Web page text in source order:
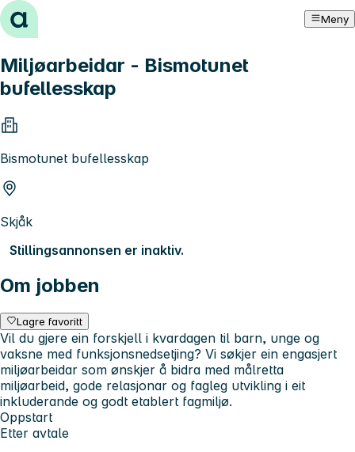
Hopp til innhold Meny
Miljøarbeidar - Bismotunet
bufellesskap
Bismotunet bufellesskap
Skjåk
Stillingsannonsen er inaktiv.
Om jobben
Lagre favoritt
Vil du gjere ein forskjell i kvardagen til barn, unge og
vaksne med funksjonsnedsetjing? Vi søkjer ein engasjert
miljøarbeidar som ønskjer å bidra med målretta
miljøarbeid, gode relasjonar og fagleg utvikling i eit
inkluderande og godt etablert fagmiljø.
Oppstart
Etter avtale